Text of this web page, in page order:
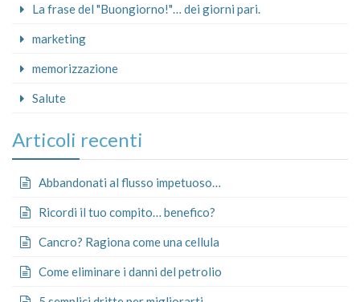
La frase del "Buongiorno!"… dei giorni pari.
marketing
memorizzazione
Salute
Articoli recenti
Abbandonati al flusso impetuoso…
Ricordi il tuo compito… benefico?
Cancro? Ragiona come una cellula
Come eliminare i danni del petrolio